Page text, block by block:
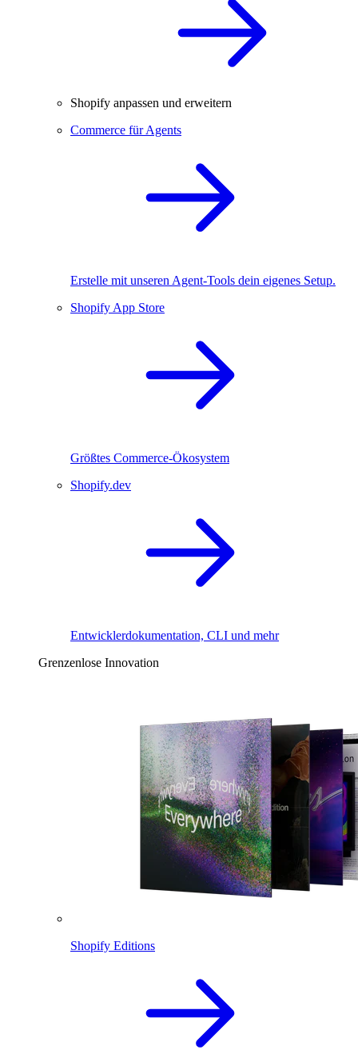
Shopify anpassen und erweitern
Commerce für Agents
Erstelle mit unseren Agent-Tools dein eigenes Setup.
Shopify App Store
Größtes Commerce-Ökosystem
Shopify.dev
Entwicklerdokumentation, CLI und mehr
Grenzenlose Innovation
Shopify Editions